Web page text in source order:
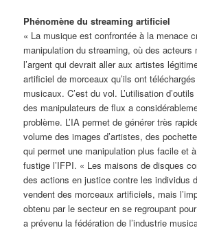
Phénomène du streaming artificiel
« La musique est confrontée à la menace
manipulation du streaming, où des
l’argent qui devrait aller aux artistes
artificiel de morceaux qu’ils ont
musicaux. C’est du vol. L’utilisation
des manipulateurs de flux a
problème. L’IA permet de générer très
volume des images d’artistes, des
qui permet une manipulation plus facile et
fustige l’IFPI. « Les maisons de disques
des actions en justice contre les individus
vendent des morceaux artificiels, mais
obtenu par le secteur en se regroupant
a prévenu la fédération de l’industrie